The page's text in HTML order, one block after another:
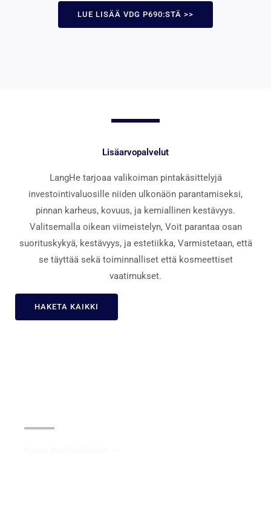
LUE LISÄÄ VDG P690:STÄ >>
Lisäarvopalvelut
LangHe tarjoaa valikoiman pintakäsittelyjä
investointivaluosille niiden ulkonäön parantamiseksi,
pinnan karheus, kovuus, ja kemiallinen kestävyys.
Valitsemalla oikean viimeistelyn, Voit parantaa osan
suorituskykyä, kestävyys, ja estetiikka, Varmistetaan, että
se täyttää sekä toiminnalliset että kosmeettiset
vaatimukset.
HAKETA KAIKKI